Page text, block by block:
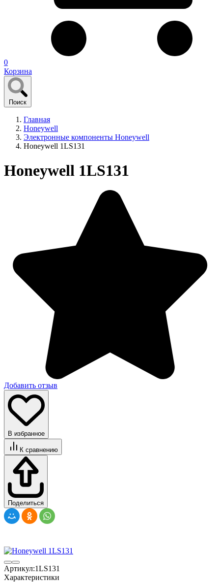
0
Корзина
Поиск
Главная
Honeywell
Электронные компоненты Honeywell
Honeywell 1LS131
Honeywell 1LS131
Добавить отзыв
В избранное
К сравнению
Поделиться
Артикул:1LS131
Характеристики